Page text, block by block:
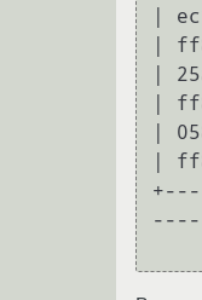
|
|
|
|
|
|